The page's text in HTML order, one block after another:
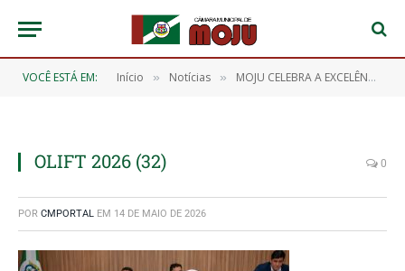
VOCÊ ESTÁ EM: Início » Notícias » MOJU CELEBRA A EXCELÊNCIA DOS NOSSOS ESTUDANTES! 🎖️📖
OLIFT 2026 (32) 0
POR CMPORTAL EM 14 DE MAIO DE 2026